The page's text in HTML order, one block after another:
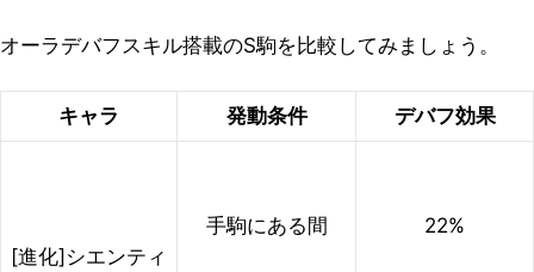
オーラデバフスキル搭載のS駒を比較してみましょう。
キャラ 発動条件 デバフ効果
[進化]シエンティ
手駒にある間 22%